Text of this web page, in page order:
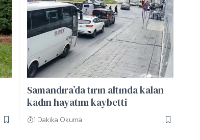
Samandıra’da tırın altında kalan
kadın hayatını kaybetti
1 Dakika Okuma